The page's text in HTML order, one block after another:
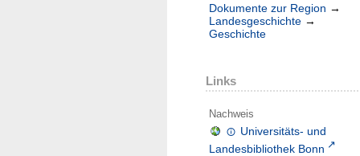
Dokumente zur Region →
Landesgeschichte →
Geschichte
Links
Nachweis
Universitäts- und
Landesbibliothek Bonn